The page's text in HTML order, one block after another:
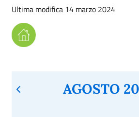
Ultima modifica 14 marzo 2024
AGOSTO